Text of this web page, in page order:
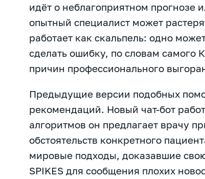
идёт о неблагоприятном прогнозе
опытный специалист может
работает как скальпель: одно
сделать ошибку, по словам самого
причин профессионального
Предыдущие версии подобных
рекомендаций. Новый чат-бот
алгоритмов он предлагает врачу
обстоятельств конкретного
мировые подходы, доказавшие
SPIKES для сообщения плохих